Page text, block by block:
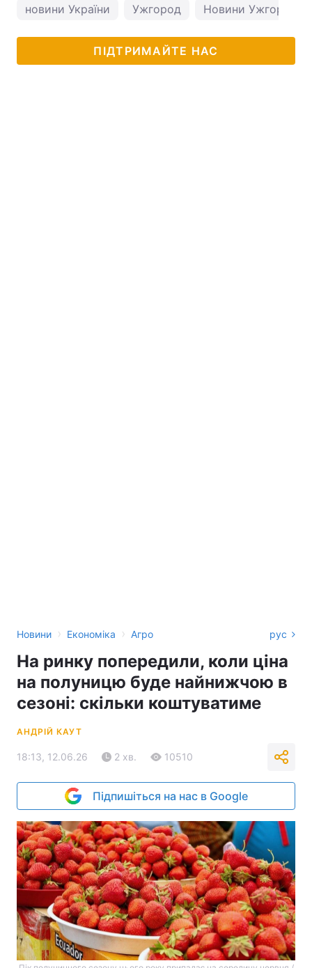
новини України Ужгород Новини Ужгорода
ПІДТРИМАЙТЕ НАС
Новини › Економіка › Агро рус
На ринку попередили, коли ціна
на полуницю буде найнижчою в
сезоні: скільки коштуватиме
АНДРІЙ КАУТ
18:13, 12.06.26 2 хв. 10510
Підпишіться на нас в Google